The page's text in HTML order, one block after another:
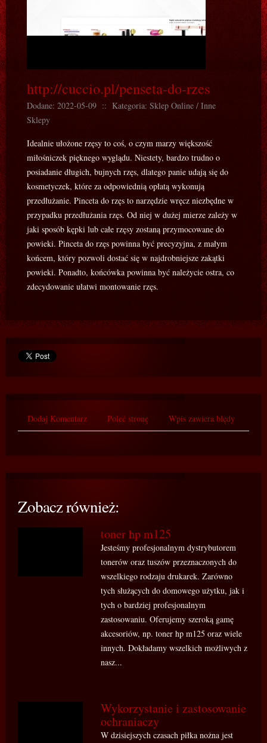
http://cuccio.pl/penseta-do-rzes
Dodane: 2022-05-09 :: Kategoria: Sklep Online / Inne
Sklepy
Idealnie ułożone rzęsy to coś, o czym marzy większość
miłośniczek pięknego wyglądu. Niestety, bardzo trudno o
posiadanie długich, bujnych rzęs, dlatego panie udają się do
kosmetyczek, które za odpowiednią opłatą wykonują
przedłużanie. Pinceta do rzęs to narzędzie wręcz niezbędne w
przypadku przedłużania rzęs. Od niej w dużej mierze zależy w
jaki sposób kępki lub całe rzęsy zostaną przymocowane do
powieki. Pinceta do rzęs powinna być precyzyjna, z małym
końcem, który pozwoli dostać się w najdrobniejsze zakątki
powieki. Ponadto, końcówka powinna być należycie ostra, co
zdecydowanie ułatwi montowanie rzęs.
Dodaj Komentarz Poleć stronę Wpis zawiera błędy
Zobacz również:
toner hp m125
Jesteśmy profesjonalnym dystrybutorem
tonerów oraz tuszów przeznaczonych do
wszelkiego rodzaju drukarek. Zarówno
tych służących do domowego użytku, jak i
tych o bardziej profesjonalnym
zastosowaniu. Oferujemy szeroką gamę
akcesoriów, np. toner hp m125 oraz wiele
innych. Dokładamy wszelkich możliwych z
nasz...
Wykorzystanie i zastosowanie
ochraniaczy
W dzisiejszych czasach piłka nożna jest